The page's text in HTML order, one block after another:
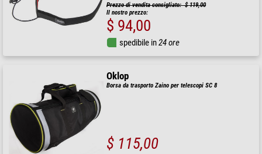
Prezzo di vendita consigliato: $ 119,00
Il nostro prezzo:
$ 94,00
spedibile in24 ore
Oklop
Borsa da trasporto Zaino per telescopi SC 8
$ 115,00